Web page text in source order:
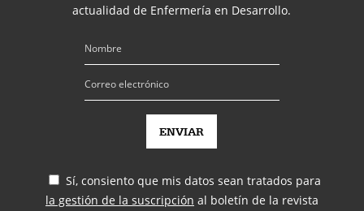
actualidad de Enfermería en Desarrollo.
Sí, consiento que mis datos sean tratados para
la gestión de la suscripción al boletín de la revista